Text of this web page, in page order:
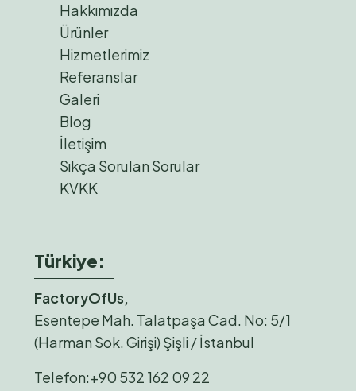
Hakkımızda
Ürünler
Hizmetlerimiz
Referanslar
Galeri
Blog
İletişim
Sıkça Sorulan Sorular
KVKK
Türkiye:
FactoryOfUs,
Esentepe Mah. Talatpaşa Cad. No: 5/1
(Harman Sok. Girişi) Şişli / İstanbul
Telefon:+90 532 162 09 22